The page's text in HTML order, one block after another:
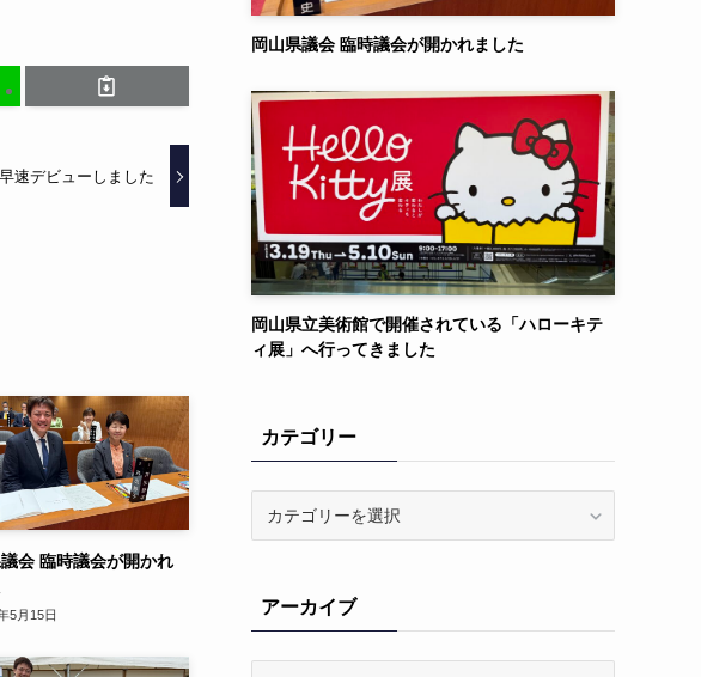
速デビューしました
会 臨時議会が開かれ
5月15日
岡山県議会 臨時議会が開かれました
岡山県立美術館で開催されている「ハローキテ
ィ展」へ行ってきました
カテゴリー
ーアーカイブ